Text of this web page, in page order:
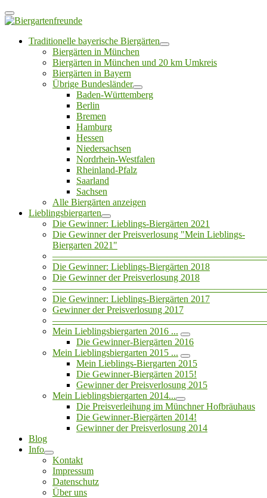
Traditionelle bayerische Biergärten
Biergärten in München
Biergärten in München und 20 km Umkreis
Biergärten in Bayern
Übrige Bundesländer
Baden-Württemberg
Berlin
Bremen
Hamburg
Hessen
Niedersachsen
Nordrhein-Westfalen
Rheinland-Pfalz
Saarland
Sachsen
Alle Biergärten anzeigen
Lieblingsbiergarten
Die Gewinner: Lieblings-Biergärten 2021
Die Gewinner der Preisverlosung "Mein Lieblings-
Biergarten 2021"
Die Gewinner: Lieblings-Biergärten 2018
Die Gewinner der Preisverlosung 2018
Die Gewinner: Lieblings-Biergärten 2017
Gewinner der Preisverlosung 2017
Mein Lieblingsbiergarten 2016 ...
Die Gewinner-Biergärten 2016
Mein Lieblingsbiergarten 2015 ...
Mein Lieblings-Biergarten 2015
Die Gewinner-Biergärten 2015!
Gewinner der Preisverlosung 2015
Mein Lieblingsbiergarten 2014...
Die Preisverleihung im Münchner Hofbräuhaus
Die Gewinner-Biergärten 2014!
Gewinner der Preisverlosung 2014
Blog
Info
Kontakt
Impressum
Datenschutz
Über uns